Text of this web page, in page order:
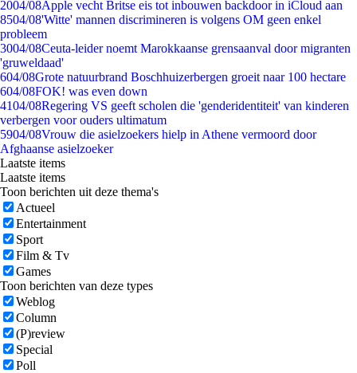
2004/08Apple vecht Britse eis tot inbouwen backdoor in iCloud aan
8504/08'Witte' mannen discrimineren is volgens OM geen enkel
probleem
3004/08Ceuta-leider noemt Marokkaanse grensaanval door migranten
'gruweldaad'
604/08Grote natuurbrand Boschhuizerbergen groeit naar 100 hectare
604/08FOK! was even down
4104/08Regering VS geeft scholen die 'genderidentiteit' van kinderen
verbergen voor ouders ultimatum
5904/08Vrouw die asielzoekers hielp in Athene vermoord door
Afghaanse asielzoeker
Laatste items
Laatste items
Toon berichten uit deze thema's
Actueel
Entertainment
Sport
Film & Tv
Games
Toon berichten van deze types
Weblog
Column
(P)review
Special
Poll